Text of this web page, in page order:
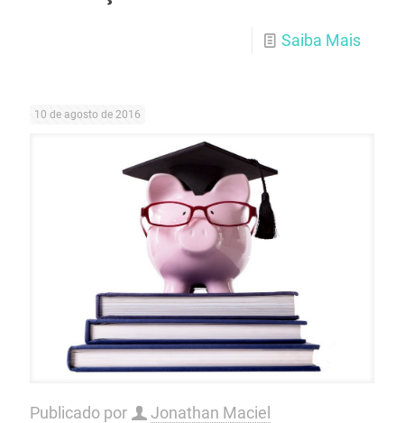
Saiba Mais
10 de agosto de 2016
Publicado por Jonathan Maciel